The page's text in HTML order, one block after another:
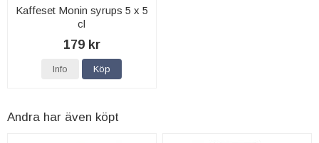
Kaffeset Monin syrups 5 x 5
cl
179 kr
Info Köp
Andra har även köpt